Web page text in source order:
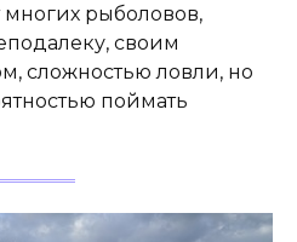
рыболовов,
своим
сложностью ловли, но
поймать